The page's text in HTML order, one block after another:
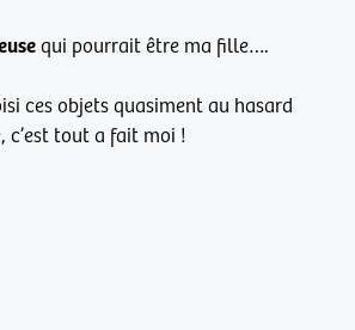
qui pourrait être ma fille….
ces objets quasiment au hasard
c’est tout a fait moi !